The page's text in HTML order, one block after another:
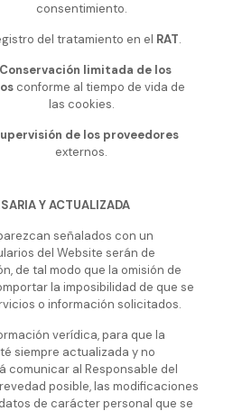
consentimiento.
del tratamiento en el RAT.
Conservación limitada de los
conforme al tiempo de vida de
las cookies.
de los proveedores
externos.
Y ACTUALIZADA
señalados con un
del Website serán de
de tal modo que la omisión de
la imposibilidad de que se
o información solicitados.
verídica, para que la
siempre actualizada y no
comunicar al Responsable del
posible, las modificaciones
de carácter personal que se